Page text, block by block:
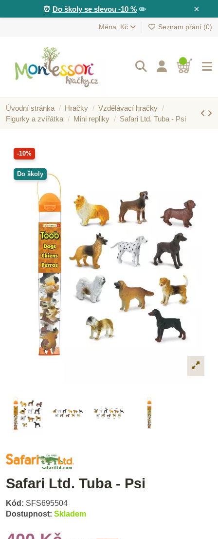
×
⏰ Do školy se slevou -10 %✏️
Měna: Kč Seznam přání (0)
Úvodní stránka Hračky
Vzdělávací hračky
Figurky a zvířátka
Mini repliky Safari Ltd. Tuba - Psi
-10%
Do školy
Safari Ltd. Tuba - Psi
Kód: SFS695504
Dostupnost: Skladem